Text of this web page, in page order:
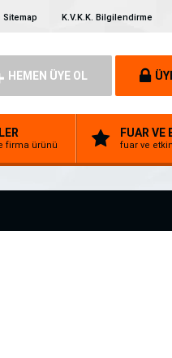
Sitemap K.V.K.K. Bilgilendirme
HEMEN ÜYE OL
firma ürünü
FUAR VE
fuar ve